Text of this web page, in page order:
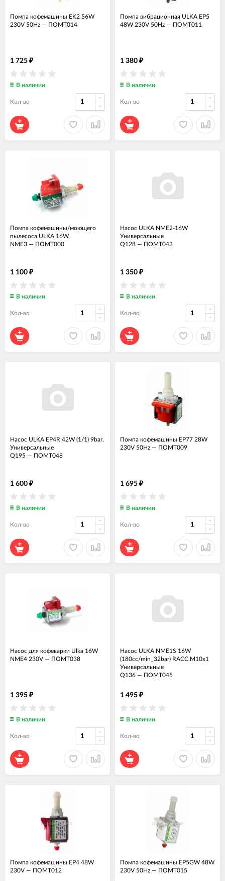
Помпа кофемашины EK2 56W
230V 50Hz — ПОМТ014
1 725 ₽
В наличии
Кол-во
Помпа вибрационная ULKA EP5
48W 230V 50Hz — ПОМТ011
1 380 ₽
В наличии
Кол-во
Помпа кофемашины/моющего
пылесоса ULKA 16W,
NME3 — ПОМТ000
1 100 ₽
В наличии
Кол-во
Насос ULKA NME2-16W
Универсальные
Q128 — ПОМТ043
1 350 ₽
В наличии
Кол-во
Насос ULKA EP4R 42W (1/1) 9bar.
Универсальные
Q195 — ПОМТ048
1 600 ₽
В наличии
Кол-во
Помпа кофемашины EP77 28W
230V 50Hz — ПОМТ009
1 695 ₽
В наличии
Кол-во
Насос для кофеварки Ulka 16W
NME4 230V — ПОМТ038
1 395 ₽
В наличии
Кол-во
Насос ULKA NME1S 16W
(180cc/min_32bar) RACC.M10x1
Универсальные
Q136 — ПОМТ045
1 495 ₽
В наличии
Кол-во
Помпа кофемашины EP4 48W
230V — ПОМТ012
Помпа кофемашины EP5GW 48W
230V 50Hz — ПОМТ015